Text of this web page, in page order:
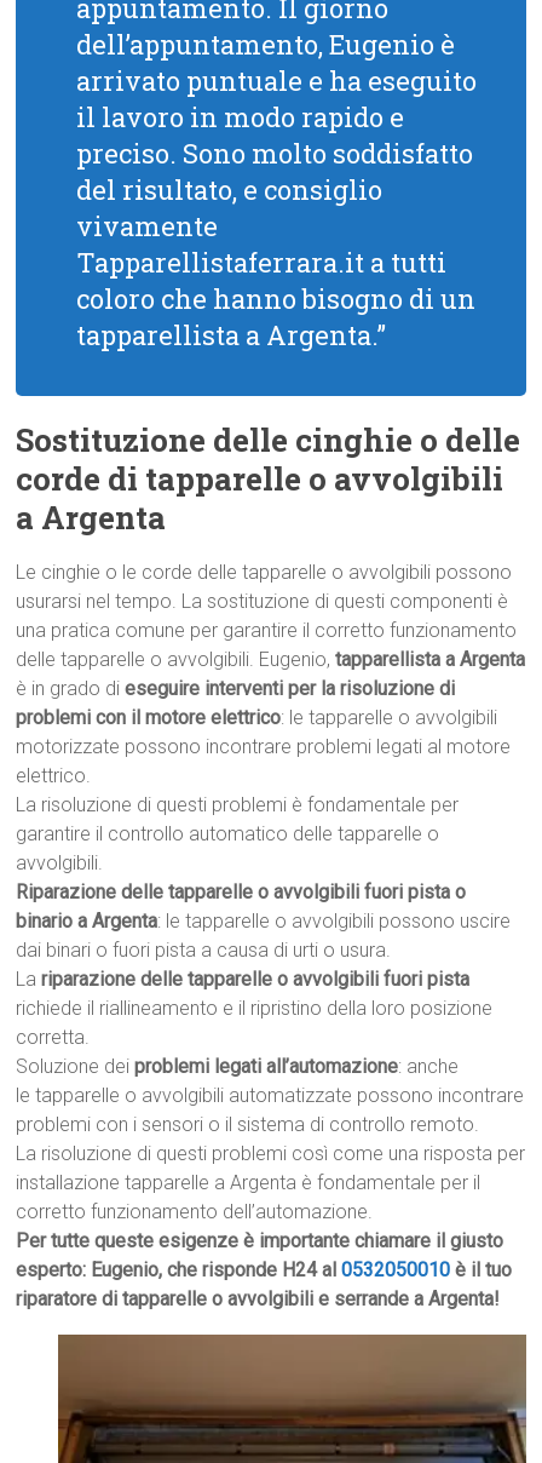
appuntamento. Il giorno
dell’appuntamento, Eugenio è
arrivato puntuale e ha eseguito
il lavoro in modo rapido e
preciso. Sono molto soddisfatto
del risultato, e consiglio
vivamente
Tapparellistaferrara.it a tutti
coloro che hanno bisogno di un
tapparellista a Argenta.”
Sostituzione delle cinghie o delle
corde di tapparelle o avvolgibili
a Argenta
Le cinghie o le corde delle tapparelle o avvolgibili possono
usurarsi nel tempo. La sostituzione di questi componenti è
una pratica comune per garantire il corretto funzionamento
delle tapparelle o avvolgibili. Eugenio,tapparellista a Argenta
è in grado dieseguire interventi per la risoluzione di
problemi con il motore elettrico: le tapparelle o avvolgibili
motorizzate possono incontrare problemi legati al motore
elettrico.
La risoluzione di questi problemi è fondamentale per
garantire il controllo automatico delle tapparelle o
avvolgibili.
Riparazione delle tapparelle o avvolgibili fuori pista o
binario a Argenta: le tapparelle o avvolgibili possono uscire
dai binari o fuori pista a causa di urti o usura.
Lariparazione delle tapparelle o avvolgibili fuori pista
richiede il riallineamento e il ripristino della loro posizione
corretta.
Soluzione deiproblemi legati all’automazione: anche
le tapparelle o avvolgibili automatizzate possono incontrare
problemi con i sensori o il sistema di controllo remoto.
La risoluzione di questi problemi così come una risposta per
installazione tapparelle a Argenta è fondamentale per il
corretto funzionamento dell’automazione.
Per tutte queste esigenze è importante chiamare il giusto
esperto: Eugenio, che risponde H24 al0532050010 è il tuo
riparatore di tapparelle o avvolgibili e serrande a Argenta!